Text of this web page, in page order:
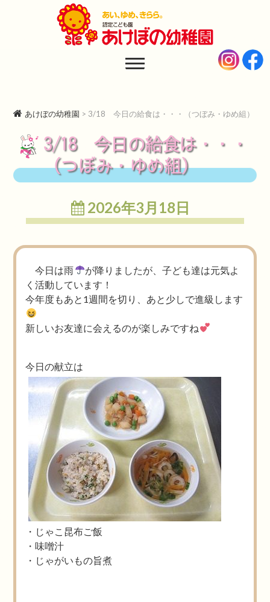
あけぼの幼稚園
あけぼの幼稚園 > 3/18 今日の給食は・・・（つぼみ・ゆめ組）
3/18 今日の給食は・・・
（つぼみ・ゆめ組）
2026年3月18日
今日は雨
が降りましたが、子ども達は元気よ
く活動しています！
今年度もあと1週間を切り、あと少しで進級します
新しいお友達に会えるのが楽しみですね
今日の献立は
・じゃこ昆布ご飯
・味噌汁
・じゃがいもの旨煮